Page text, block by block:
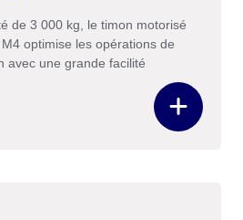
de 3 000 kg, le timon motorisé
optimise les opérations de
avec une grande facilité